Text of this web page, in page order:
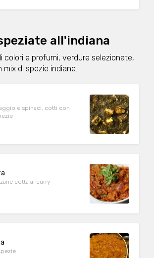
all'indiana
colori e profumi, verdure selezionate,
di spezie indiane.
e spinaci, cotti con
cotta al curry